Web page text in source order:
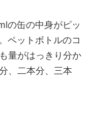
の缶の中身がピッ
ペットボトルのコ
量がはっきり分か
、二本分、三本